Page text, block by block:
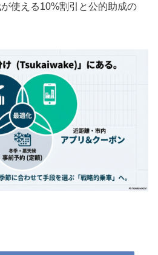
使える10%割引と公的助成の